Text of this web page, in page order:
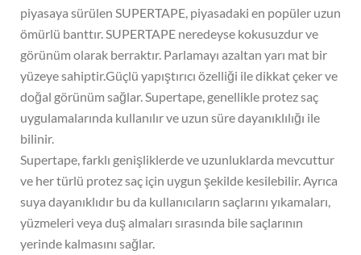
piyasaya sürülen SUPERTAPE, piyasadaki en popüler uzun
ömürlü banttır. SUPERTAPE neredeyse kokusuzdur ve
görünüm olarak berraktır. Parlamayı azaltan yarı mat bir
yüzeye sahiptir.Güçlü yapıştırıcı özelliği ile dikkat çeker ve
doğal görünüm sağlar. Supertape, genellikle protez saç
uygulamalarında kullanılır ve uzun süre dayanıklılığı ile
bilinir.
Supertape, farklı genişliklerde ve uzunluklarda mevcuttur
ve her türlü protez saç için uygun şekilde kesilebilir. Ayrıca
suya dayanıklıdır bu da kullanıcıların saçlarını yıkamaları,
yüzmeleri veya duş almaları sırasında bile saçlarının
yerinde kalmasını sağlar.